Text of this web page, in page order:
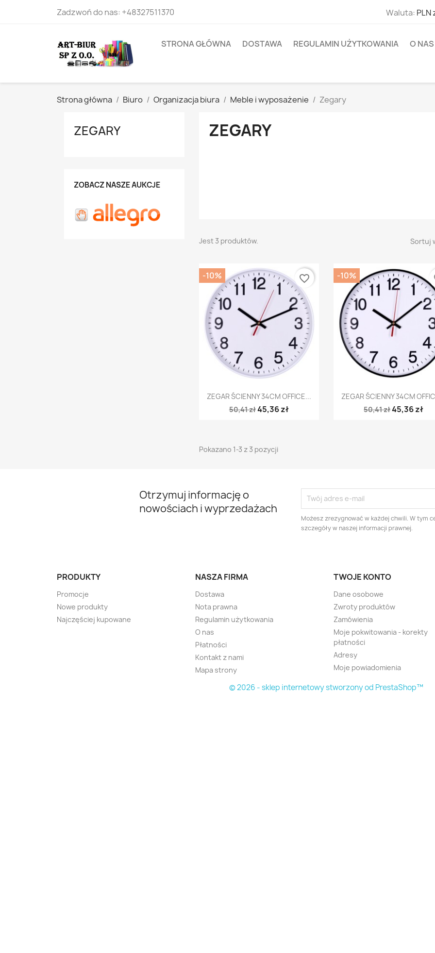
Zadzwoń do nas: +48327511370 Waluta: PLN
STRONA GŁÓWNA DOSTAWA REGULAMIN UŻYTKOWANIA O NAS
Strona główna Biuro Organizacja biura Meble i wyposażenie Zegary
ZEGARY
ZOBACZ NASZE AUKCJE
ZEGARY
Jest 3 produktów. Sortuj
Szybki podgląd
ZEGAR ŚCIENNY 34CM OFFICE...
50,41 zł45,36 zł
-10% favorite_border
Szybki podgląd
ZEGAR ŚCIENNY 34CM
50,41 zł45,36 zł
-10%
Pokazano 1-3 z 3 pozycji
Otrzymuj informację o
nowościach i wyprzedażach
Możesz zrezygnować w każdej chwili. W tym
szczegóły w naszej informacji prawnej.
PRODUKTY
Promocje
Nowe produkty
Najczęściej kupowane
NASZA FIRMA
Dostawa
Nota prawna
Regulamin użytkowania
O nas
Płatności
Kontakt z nami
Mapa strony
TWOJE KONTO
Dane osobowe
Zwroty produktów
Zamówienia
Moje pokwitowania - korekty
płatności
Adresy
Moje powiadomienia
© 2026 - sklep internetowy stworzony od PrestaShop™